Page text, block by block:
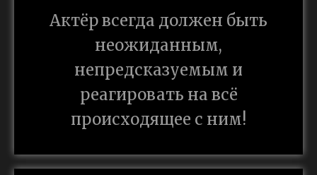
Актёр всегда должен быть
неожиданным,
непредсказуемым и
реагировать на всё
происходящее с ним!